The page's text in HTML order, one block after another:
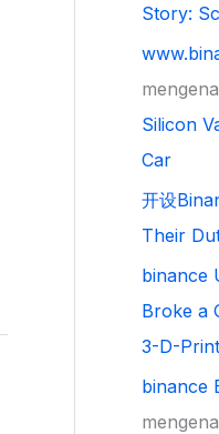
Story:
Silicon
Car
开设
Their
binance
Broke a
3-D-
binance